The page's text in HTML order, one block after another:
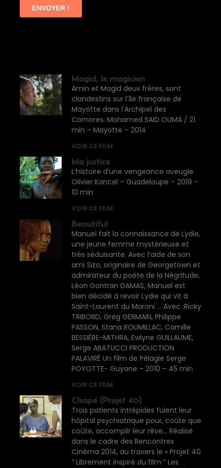
Magid, le magicien
Amin et Magid deux frères, sont
clandestins sur l’île française de
Mayotte dans l’Archipel des
Comores. Mohamed SAID OUMA / 21
min – Mayotte – 2014
VOIR CE FILM
Ma justice
L’histoire d’une vengeance aveugle.
Olivier Kancel – Guadeloupe – 2019 –
10 min
VOIR CE FILM
Beautiful
Manuel fait la connaissance de Lydie,
une jeune femme mystérieuse et
très séduisante. Avec l’aide de son
ami Sizo, originaire de Georgetown et
admirateur du poète de la Négritude,
Léon Gontran DAMAS, Manuel est
bien décidé à revoir Lydie qui vit à
Saint-Laurent du Maroni … Avec :Ricky
TRIBORD, Greg GERMAIN, Philippe
PASSON, Stana ROUMILLAC, Camille
BESSIÈRE-MITHRA, Ewlyne GUILLAUME,
Serge ABATUCCI PRODUCTION
PALAVIRÉ Un film de Pélagie Serge
POYOTTE- Guyane – 2010 – 45 min
VOIR CE FILM
Chapé (Projet 40)
Trois patients intrépides fuient leur
hôpital psychiatrique pour, coûte que
coûte, accomplir leur rêve… Réalisé
dans le cadre des Rencontres
Cinéma 2014, au travers le « Projet 40
” Librement inspiré du film ” Les